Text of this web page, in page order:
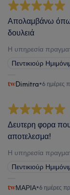
Απολαμβάνω
δουλειά
Η υπηρεσία
Πεντικιούρ
Dimitra•6 ημέρες
Δευτερη φορα
αποτελεσμα!
Η υπηρεσία
Πεντικιούρ
ΜΑΡΙΑ•6 ημέρες